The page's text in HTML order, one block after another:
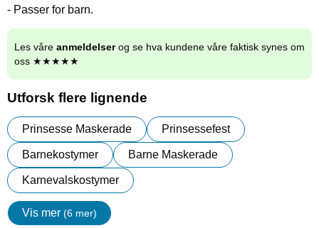
- Passer for barn.
Les våre anmeldelserog se hva kundene våre faktisk synes om
oss ★★★★★
Utforsk flere lignende
Prinsesse Maskerade Prinsessefest
Barnekostymer Barne Maskerade
Karnevalskostymer
Vis mer (6 mer)
egenskaper